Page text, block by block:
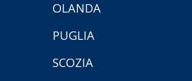
OLANDA
PUGLIA
SCOZIA